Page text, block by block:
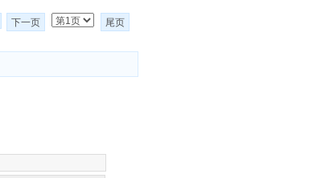
下一页 尾页